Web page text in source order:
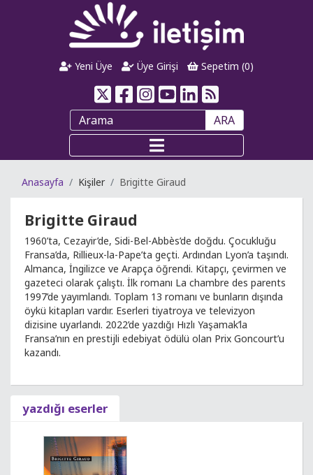
Yeni Üye Üye Girişi Sepetim (0)
ARA
Anasayfa Kişiler Brigitte Giraud
Brigitte Giraud
1960’ta, Cezayir’de, Sidi-Bel-Abbès’de doğdu. Çocukluğu
Fransa’da, Rillieux-la-Pape’ta geçti. Ardından Lyon’a taşındı.
Almanca, İngilizce ve Arapça öğrendi. Kitapçı, çevirmen ve
gazeteci olarak çalıştı. İlk romanı La chambre des parents
1997’de yayımlandı. Toplam 13 romanı ve bunların dışında
öykü kitapları vardır. Eserleri tiyatroya ve televizyon
dizisine uyarlandı. 2022’de yazdığı Hızlı Yaşamak’la
Fransa’nın en prestijli edebiyat ödülü olan Prix Goncourt’u
kazandı.
yazdığı eserler